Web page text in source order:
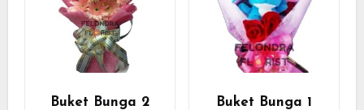
Buket Bunga 2 Buket Bunga 1